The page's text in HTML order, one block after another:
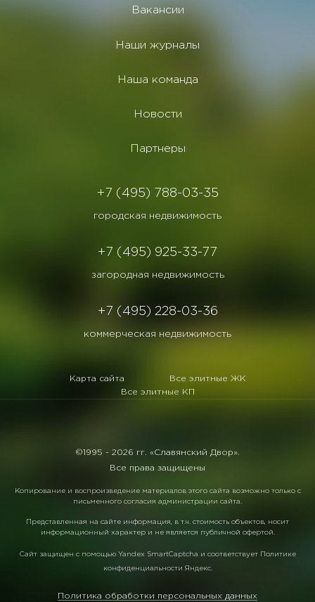
Вакансии
Наши журналы
Наша команда
Новости
Партнеры
+7 (495) 788-03-35
городская недвижимость
+7 (495) 925-33-77
загородная недвижимость
+7 (495) 228-03-36
коммерческая недвижимость
Карта сайта
Все элитные ЖК
Все элитные КП
©1995 - 2026 гг. «Славянский Двор».
Все права защищены
Копирование и воспроизведение материалов этого сайта возможно только с
письменного согласия администрации сайта.
Представленная на сайте информация, в т.ч. стоимость объектов, носит
информационный характер и не является публичной офертой.
Сайт защищен с помощью Yandex SmartCaptcha и соответствует Политике
конфиденциальности Яндекс.
Политика обработки персональных данных